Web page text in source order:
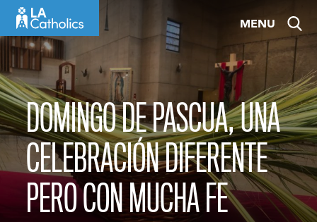
content
MENU
DOMINGO DE PASCUA, UNA
CELEBRACIÓN DIFERENTE
PERO CON MUCHA FE